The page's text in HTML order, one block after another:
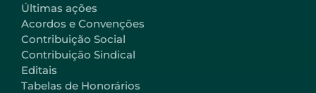
Últimas ações
Acordos e Convenções
Contribuição Social
Contribuição Sindical
Editais
Tabelas de Honorários